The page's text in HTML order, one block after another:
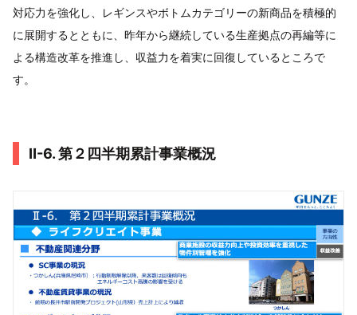
対応力を強化し、レギンスやボトムカテゴリーの新商品を積極的
に展開するとともに、昨年から継続している生産拠点の再編等に
よる構造改革を推進し、収益力を着実に回復しているところで
す。
Ⅱ-6. 第２四半期累計事業概況